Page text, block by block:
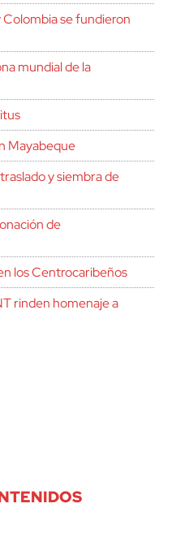
se fundieron
mundial de la
Mayabeque
y siembra de
de
los Centrocaribeños
rinden homenaje a